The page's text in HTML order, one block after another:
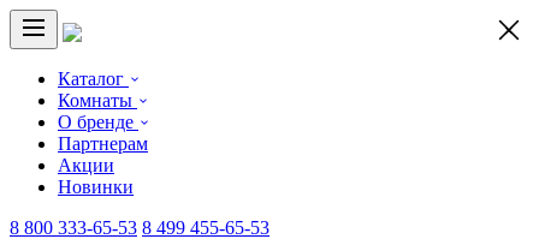
Каталог
Комнаты
О бренде
Партнерам
Акции
Новинки
8 800 333-65-53 8 499 455-65-53
×